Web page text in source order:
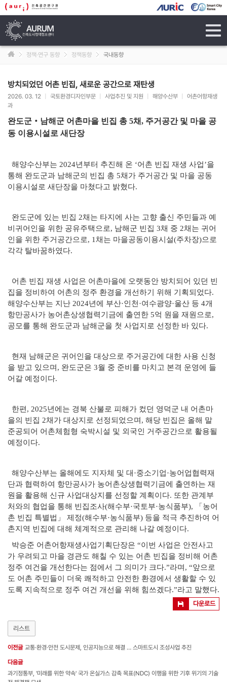
정책·연구 동향 정책동향 국내동향
방치되었던 어촌 빈집, 새로운 공간으로 재탄생
2026. 03. 12 국토환경디자인부문 사업추진 및 지원 해양수산부
어촌어항재생
과
완도군‧남해군 어촌마을 빈집 총 5채, 주거공간 및 마을 공
동 이용시설로 새단장
해양수산부는 2024년부터 추진해 온 ‘어촌 빈집 재생 사업’을
통해 완도군과 남해군의 빈집 총 5채가 주거공간 및 마을 공동
이용시설로 새단장을 마쳤다고 밝혔다.
완도군에 있는 빈집 2채는 타지에 사는 고향 출신 주민들과 예
비귀어인을 위한 공유주택으로, 남해군 빈집 3채 중 2채는 귀어
인을 위한 주거공간으로, 1채는 마을공동이용시설(주차장)으로
각각 탈바꿈하였다.
어촌 빈집 재생 사업은 어촌마을에 오랫동안 방치되어 있던 빈
집을 정비하여 어촌의 정주 환경을 개선하기 위해 기획되었다.
해양수산부는 지난 2024년에 부산·인천·여수광양·울산 등 4개
항만공사가 농어촌상생협력기금에 출연한 5억 원을 재원으로,
공모를 통해 완도군과 남해군을 첫 사업지로 선정한 바 있다.
현재 남해군은 귀어인을 대상으로 주거공간에 대한 사용 신청
을 받고 있으며, 완도군은 3월 중 준비를 마치고 본격 운영에 들
어갈 예정이다.
한편, 2025년에는 경북 산불로 피해가 컸던 영덕군 내 어촌마
을의 빈집 2채가 대상지로 선정되었으며, 해당 빈집은 올해 말
준공되어 어촌체험형 숙박시설 및 외국인 거주공간으로 활용될
예정이다.
해양수산부는 올해에도 지자체 및 대·중소기업·농어업협력재
단과 협력하여 항만공사가 농어촌상생협력기금에 출연하는 재
원을 활용해 신규 사업대상지를 선정할 계획이다. 또한 관계부
처와의 협업을 통해 빈집조사(해수부·국토부·농식품부), 「농어
촌 빈집 특별법」 제정(해수부·농식품부) 등을 적극 추진하여 어
촌지역 빈집에 대해 체계적으로 관리해 나갈 예정이다.
박승준 어촌어항재생사업기획단장은 “이번 사업은 안전사고
가 우려되고 마을 경관도 해칠 수 있는 어촌 빈집을 정비해 어촌
정주 여건을 개선한다는 점에서 그 의미가 크다.”라며, “앞으로
도 어촌 주민들이 더욱 쾌적하고 안전한 환경에서 생활할 수 있
도록 지속적으로 정주 여건 개선을 위해 힘쓰겠다.”라고 말했다.
다운로드
리스트
이전글 교통·환경·안전 도시문제, 인공지능으로 해결 … 스마트도시 조성사업 추진
다음글
과기정통부, '미래를 위한 약속' 국가 온실가스 감축 목표(NDC) 이행을 위한 기후 위기의 기술